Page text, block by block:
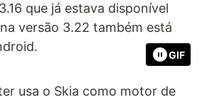
que já estava disponível
versão 3.22 também está
GIF
usa o Skia como motor de